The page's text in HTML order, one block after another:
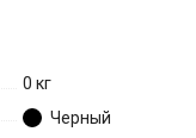
0 кг
Черный